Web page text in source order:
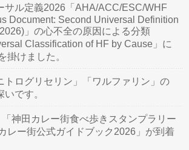
サル定義2026「AHA/ACC/ESC/WHF
Document: Second Universal Definition
」の心不全の原因による分類
Classification of HF by Cause」に
掛けました。
トログリセリン」「ワルファリン」の
です。
神田カレー街食べ歩きスタンプラリー
レー街公式ガイドブック2026」が到着